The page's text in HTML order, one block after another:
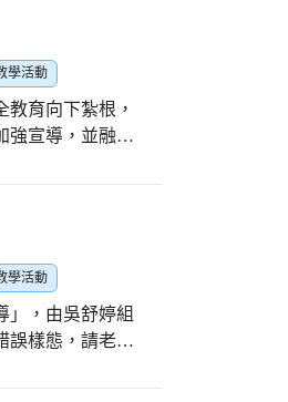
教育寶貴的一
任指
入。相信在不
上，進行預習
式展覽平台，親
學活動
育向下紮根，
強宣導，並融入
學活動
」，由吳舒婷組
誤樣態，請老師